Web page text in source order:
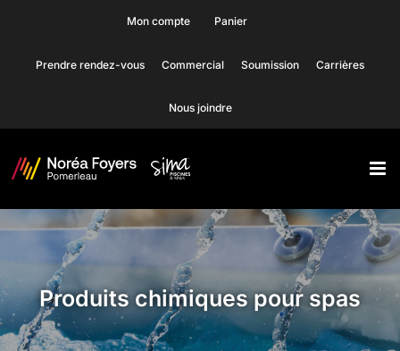
content
Mon compte Panier
Prendre rendez-vous Commercial Soumission Carrières
Nous joindre
Produits chimiques pour spas